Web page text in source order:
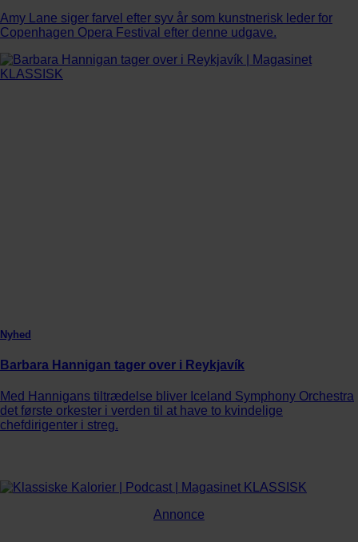
Amy Lane siger farvel efter syv år som kunstnerisk leder for
Copenhagen Opera Festival efter denne udgave.
Nyhed
Barbara Hannigan tager over i Reykjavík
Med Hannigans tiltrædelse bliver Iceland Symphony Orchestra
det første orkester i verden til at have to kvindelige
chefdirigenter i streg.
Annonce